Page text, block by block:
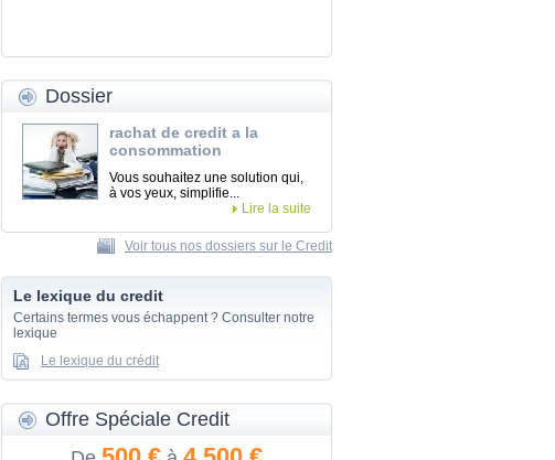
Dossier
rachat de credit a la
consommation
Vous souhaitez une solution qui,
à vos yeux, simplifie...
Lire la suite
Voir tous nos dossiers sur le Credit
Le lexique du credit
Certains termes vous échappent ? Consulter notre
lexique
Le lexique du crédit
Offre Spéciale Credit